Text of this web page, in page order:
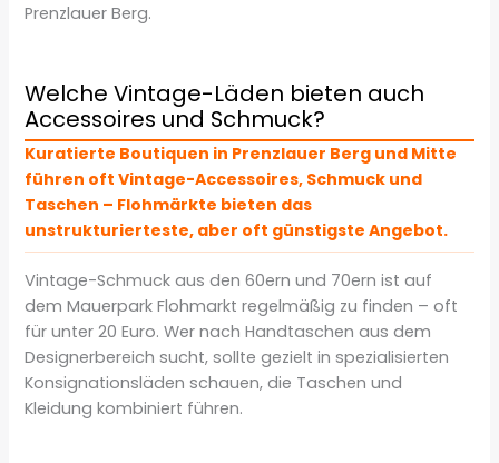
Prenzlauer Berg.
Welche Vintage-Läden bieten auch
Accessoires und Schmuck?
Kuratierte Boutiquen in Prenzlauer Berg und Mitte
führen oft Vintage-Accessoires, Schmuck und
Taschen – Flohmärkte bieten das
unstrukturierteste, aber oft günstigste Angebot.
Vintage-Schmuck aus den 60ern und 70ern ist auf
dem Mauerpark Flohmarkt regelmäßig zu finden – oft
für unter 20 Euro. Wer nach Handtaschen aus dem
Designerbereich sucht, sollte gezielt in spezialisierten
Konsignationsläden schauen, die Taschen und
Kleidung kombiniert führen.